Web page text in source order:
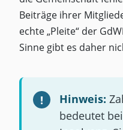
Beiträge ihrer
echte „Pleite“ der
Sinne gibt es daher
Hinweis:
bedeutet